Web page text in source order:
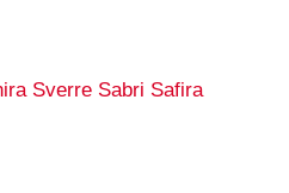
Sverre Sabri Safira